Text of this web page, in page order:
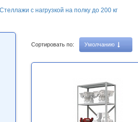
Стеллажи с нагрузкой на полку до 200 кг
Сортировать по: Умолчанию